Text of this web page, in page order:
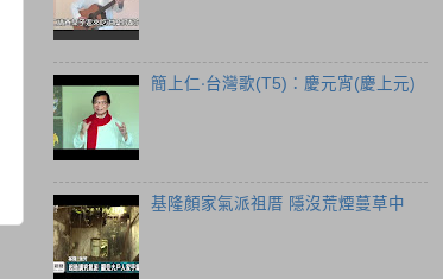
簡上仁‧台灣歌(T5)：慶元宵(慶上元)
基隆顏家氣派祖厝 隱沒荒煙蔓草中